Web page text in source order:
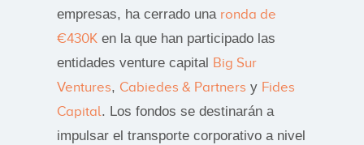
empresas, ha cerrado una ronda de
€430Ken la que han participado las
entidades venture capital Big Sur
Ventures, Cabiedes & Partners y Fides
Capital. Los fondos se destinarán a
impulsar el transporte corporativo a nivel